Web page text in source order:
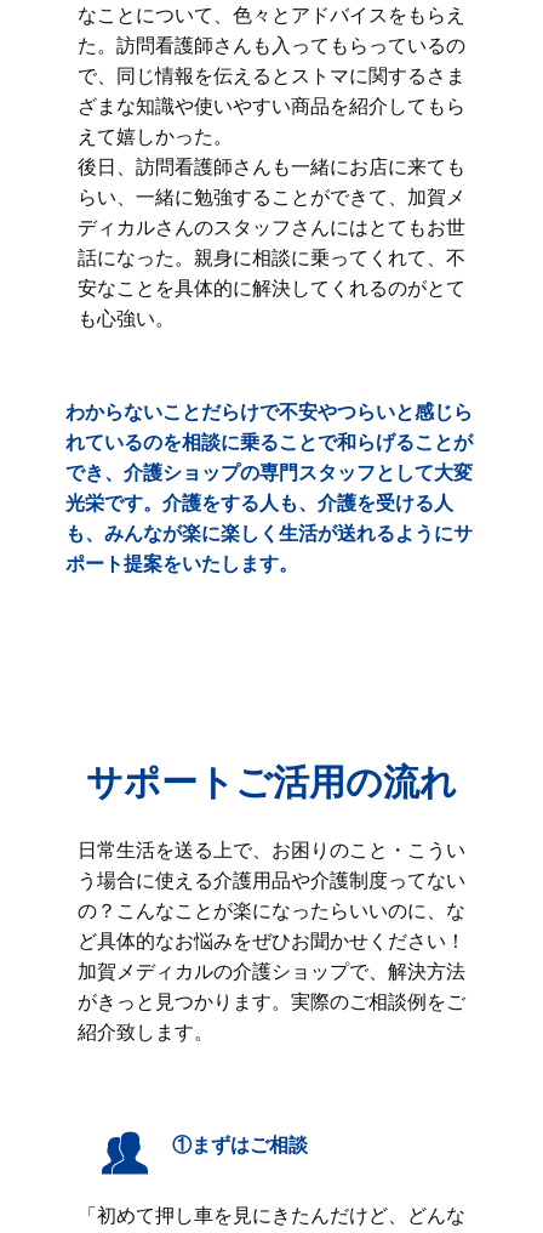
なことについて、色々とアドバイスをもらえ
た。訪問看護師さんも入ってもらっているの
で、同じ情報を伝えるとストマに関するさま
ざまな知識や使いやすい商品を紹介してもら
えて嬉しかった。
後日、訪問看護師さんも一緒にお店に来ても
らい、一緒に勉強することができて、加賀メ
ディカルさんのスタッフさんにはとてもお世
話になった。親身に相談に乗ってくれて、不
安なことを具体的に解決してくれるのがとて
も心強い。
わからないことだらけで不安やつらいと感じら
れているのを相談に乗ることで和らげることが
でき、介護ショップの専門スタッフとして大変
光栄です。介護をする人も、介護を受ける人
も、みんなが楽に楽しく生活が送れるようにサ
ポート提案をいたします。
サポートご活用の流れ
日常生活を送る上で、お困りのこと・こうい
う場合に使える介護用品や介護制度ってない
の？こんなことが楽になったらいいのに、な
ど具体的なお悩みをぜひお聞かせください！
加賀メディカルの介護ショップで、解決方法
がきっと見つかります。実際のご相談例をご
紹介致します。
①まずはご相談
「初めて押し車を見にきたんだけど、どんな